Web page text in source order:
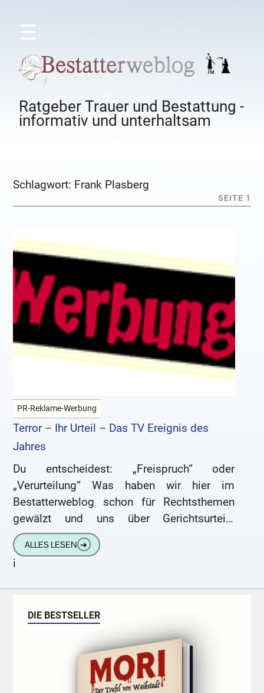
☰
Ratgeber Trauer und Bestattung -
informativ und unterhaltsam
Schlagwort: Frank Plasberg
SEITE 1
PR-Reklame-Werbung
Terror – Ihr Urteil – Das TV Ereignis des
Jahres
Du entscheidest: „Freispruch“ oder
„Verurteilung“ Was haben wir hier im
Bestatterweblog schon für Rechtsthemen
gewälzt und uns über Gerichtsurteile
aufgeregt. Am 17. Oktober können wir alle
die Rolle des Richters
ALLES LESEN ➔
i
DIE BESTSELLER